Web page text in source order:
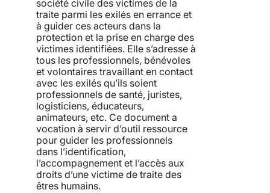
société civile des victimes de la
traite parmi les exilés en errance et
à guider ces acteurs dans la
protection et la prise en charge des
victimes identifiées. Elle s’adresse à
tous les professionnels, bénévoles
et volontaires travaillant en contact
avec les exilés qu’ils soient
professionnels de santé, juristes,
logisticiens, éducateurs,
animateurs, etc. Ce document a
vocation à servir d’outil ressource
pour guider les professionnels
dans l’identification,
l’accompagnement et l’accès aux
droits d’une victime de traite des
êtres humains.